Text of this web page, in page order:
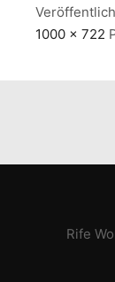
1000 × 722
Rife